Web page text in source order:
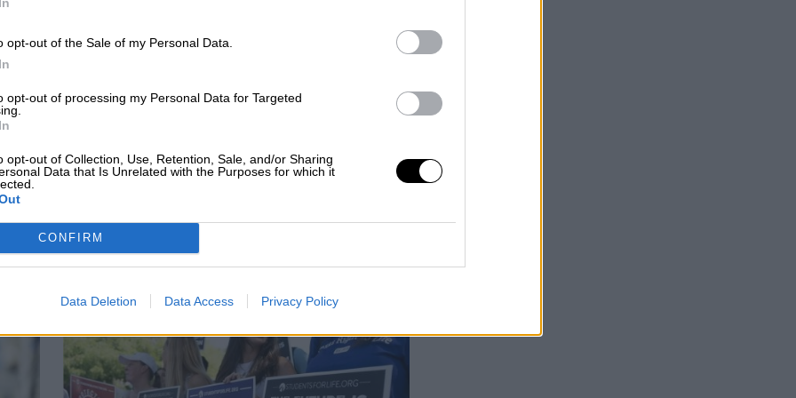
opt-out of the Sale of my Personal Data.
opt-out of processing my Personal Data for Targeted
opt-out of Collection, Use, Retention, Sale, and/or Sharing
Data that Is Unrelated with the Purposes for which it
CONFIRM
Data Deletion Data Access Privacy Policy
debatida y tramitada en los próximos
de los colectivos feministas
que consideranlesivos para los
décadas.
En este sentido se han
feministas
en contra de esta Ley y agrupados por
Manifestaciones Feminismo
RELACIONADAS